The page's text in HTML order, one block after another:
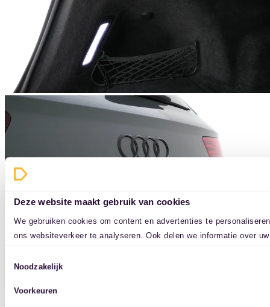
Deze website maakt gebruik van cookies
We gebruiken cookies om content en advertenties te
ons websiteverkeer te analyseren. Ook delen we informatie over
aan ze heeft verstrekt of die ze hebben verzameld op basis van
Toestemmingsselectie
Noodzakelijk
Voorkeuren